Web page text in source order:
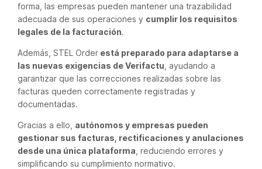
forma, las empresas pueden mantener una trazabilidad
adecuada de sus operaciones y cumplir los requisitos
legales de la facturación.
Además, STEL Order está preparado para adaptarse a
las nuevas exigencias de Verifactu , ayudando a
garantizar que las correcciones realizadas sobre las
facturas queden correctamente registradas y
documentadas.
Gracias a ello, autónomos y empresas pueden
gestionar sus facturas, rectificaciones y anulaciones
desde una única plataforma , reduciendo errores y
simplificando su cumplimiento normativo.